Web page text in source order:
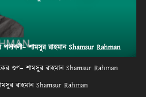
শামসুর রাহমান Shamsur Rahman
গুণ– শামসুর রাহমান Shamsur Rahman
রাহমান Shamsur Rahman